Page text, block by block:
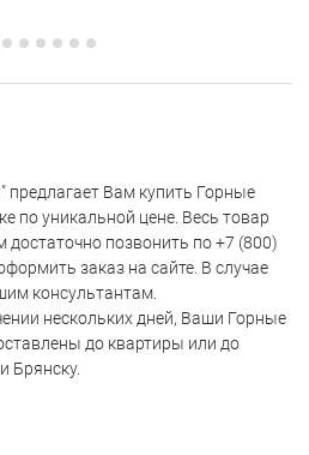
Вам купить Горные
по уникальной цене. Весь товар
достаточно позвонить по +7 (800)
заказ на сайте. В случае
консультантам.
нескольких дней, Ваши Горные
до квартиры или до
Брянску.